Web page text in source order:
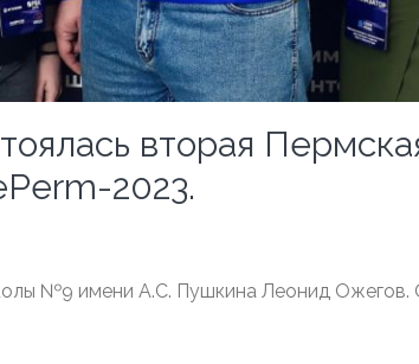
вторая
2023.
№9 имени А.С. Пушкина Леонид